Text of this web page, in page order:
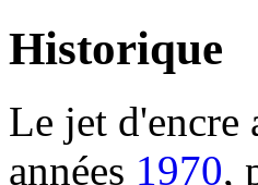
Historique
Le jet d'encre
années 1970,